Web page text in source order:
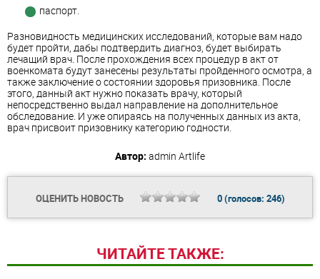
паспорт.
Разновидность медицинских исследований, которые вам надо
будет пройти, дабы подтвердить диагноз, будет выбирать
лечащий врач. После прохождения всех процедур в акт от
военкомата будут занесены результаты пройденного осмотра, а
также заключение о состоянии здоровья призовника. После
этого, данный акт нужно показать врачу, который
непосредственно выдал направление на дополнительное
обследование. И уже опираясь на полученных данных из акта,
врач присвоит призовнику категорию годности.
Автор: admin Artlife
ОЦЕНИТЬ НОВОСТЬ 0(голосов: 246)
ЧИТАЙТЕ ТАКЖЕ: